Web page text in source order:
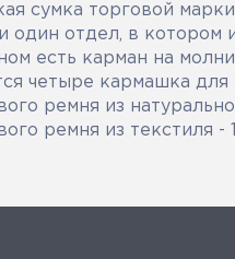
сумка торговой
один отдел, в котором
есть карман на
четыре кармашка для
ремня из
ремня из текстиля